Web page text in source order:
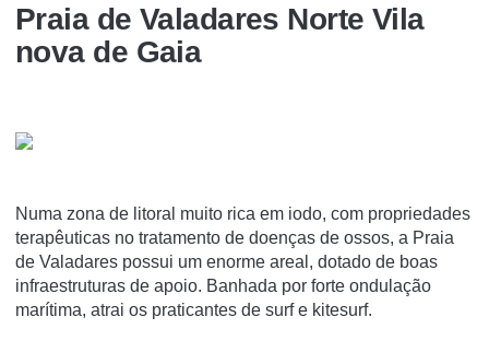
Praia de Valadares Norte Vila
nova de Gaia
Numa zona de litoral muito rica em iodo, com propriedades
terapêuticas no tratamento de doenças de ossos, a Praia
de Valadares possui um enorme areal, dotado de boas
infraestruturas de apoio. Banhada por forte ondulação
marítima, atrai os praticantes de surf e kitesurf.